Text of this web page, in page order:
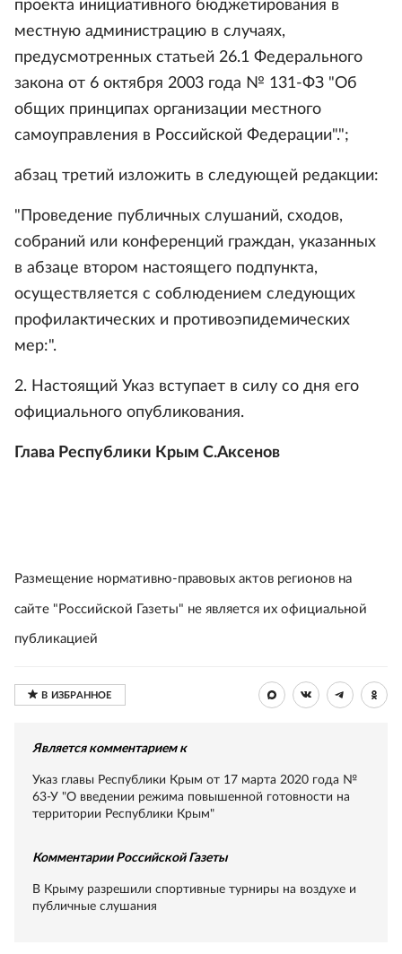
проекта инициативного бюджетирования в
местную администрацию в случаях,
предусмотренных статьей 26.1 Федерального
закона от 6 октября 2003 года № 131-ФЗ "Об
общих принципах организации местного
самоуправления в Российской Федерации".";
абзац третий изложить в следующей редакции:
"Проведение публичных слушаний, сходов,
собраний или конференций граждан, указанных
в абзаце втором настоящего подпункта,
осуществляется с соблюдением следующих
профилактических и противоэпидемических
мер:".
2. Настоящий Указ вступает в силу со дня его
официального опубликования.
Глава Республики Крым С.Аксенов
Размещение нормативно-правовых актов регионов на
сайте "Российской Газеты" не является их официальной
публикацией
Является комментарием к
Указ главы Республики Крым от 17 марта 2020 года №
63-У "О введении режима повышенной готовности на
территории Республики Крым"
Комментарии Российской Газеты
В Крыму разрешили спортивные турниры на воздухе и
публичные слушания